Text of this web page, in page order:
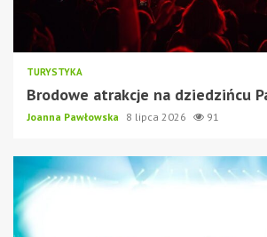
TURYSTYKA
Brodowe atrakcje na dziedzińcu
Joanna Pawłowska 8 lipca 2026 91